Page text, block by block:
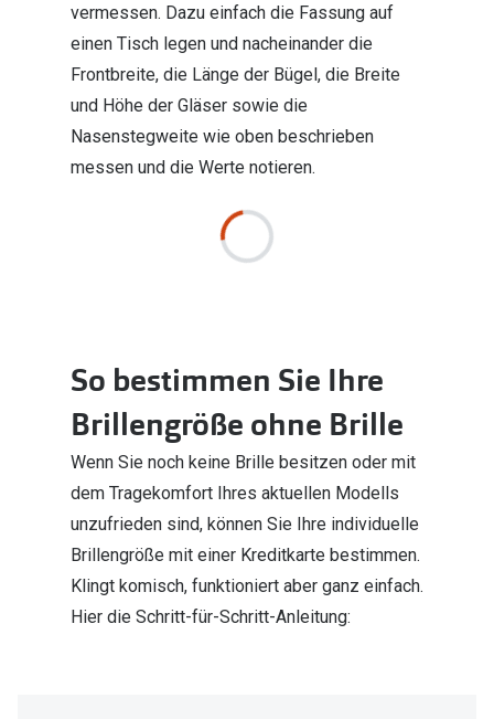
vermessen. Dazu einfach die Fassung auf
einen Tisch legen und nacheinander die
Frontbreite, die Länge der Bügel, die Breite
und Höhe der Gläser sowie die
Nasenstegweite wie oben beschrieben
messen und die Werte notieren.
So bestimmen Sie Ihre
Brillengröße ohne Brille
Wenn Sie noch keine Brille besitzen oder mit
dem Tragekomfort Ihres aktuellen Modells
unzufrieden sind, können Sie Ihre individuelle
Brillengröße mit einer Kreditkarte bestimmen.
Klingt komisch, funktioniert aber ganz einfach.
Hier die Schritt-für-Schritt-Anleitung: